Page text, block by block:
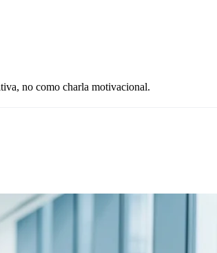
no como charla motivacional.